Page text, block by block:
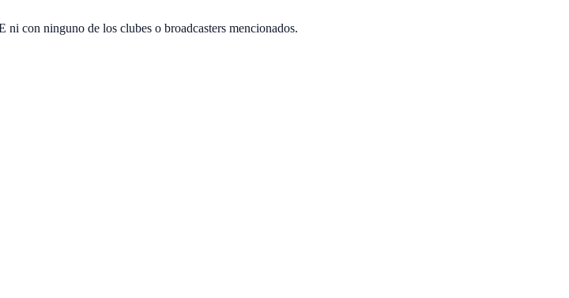
con ninguno de los clubes o broadcasters mencionados.